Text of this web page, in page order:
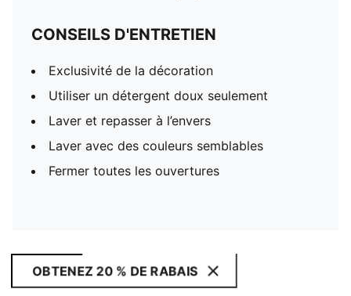
CONSEILS D'ENTRETIEN
Exclusivité de la décoration
Utiliser un détergent doux seulement
Laver et repasser à l’envers
Laver avec des couleurs semblables
Fermer toutes les ouvertures
OBTENEZ 20 % DE RABAIS